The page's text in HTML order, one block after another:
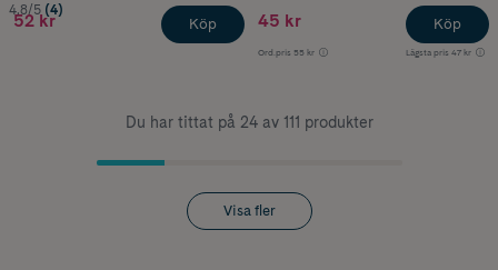
4.8/5 (4)
52 kr Köp 45 kr
Ord.pris 55 kr Lägsta pris 47 kr
Köp
Du har tittat på 24 av 111 produkter
Visa fler